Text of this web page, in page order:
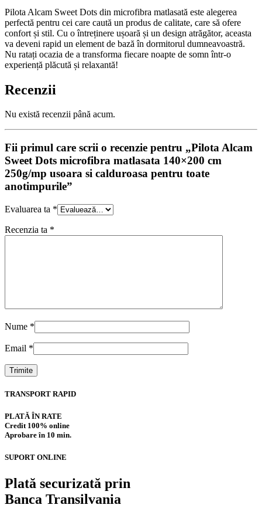
Pilota Alcam Sweet Dots din microfibra matlasată este alegerea
perfectă pentru cei care caută un produs de calitate, care să ofere
confort și stil. Cu o întreținere ușoară și un design atrăgător, aceasta
va deveni rapid un element de bază în dormitorul dumneavoastră.
Nu ratați ocazia de a transforma fiecare noapte de somn într-o
experiență plăcută și relaxantă!
Recenzii
Nu există recenzii până acum.
Fii primul care scrii o recenzie pentru „Pilota Alcam
Sweet Dots microfibra matlasata 140×200 cm
250g/mp usoara si calduroasa pentru toate
anotimpurile”
Evaluarea ta *
Recenzia ta *
Nume *
Email *
TRANSPORT RAPID
PLATĂ ÎN RATE
Credit 100% online
Aprobare în 10 min.
SUPORT ONLINE
Plată securizată prin
Banca Transilvania